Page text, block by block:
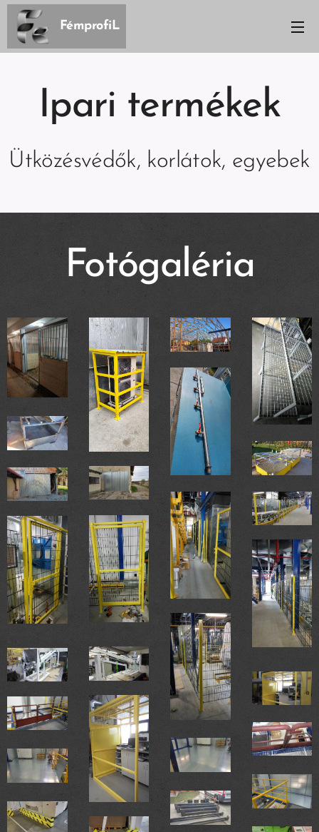
FémprofiL
Ipari termékek
Ütközésvédők, korlátok, egyebek
Fotógaléria